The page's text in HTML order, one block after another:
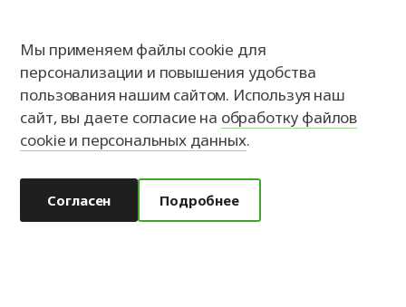
специалистом после оценки всех технических параметров.
Для получения более подробной и точной информации о товаре,
возможности его приобретения необходимо обратиться в офис к
официальному представителю.
Обработка персональных данных
Мы применяем файлы cookie для
персонализации и повышения удобства
пользования нашим сайтом. Используя наш
сайт, вы даете согласие на обработку файлов
cookie и персональных данных.
Согласен Подробнее